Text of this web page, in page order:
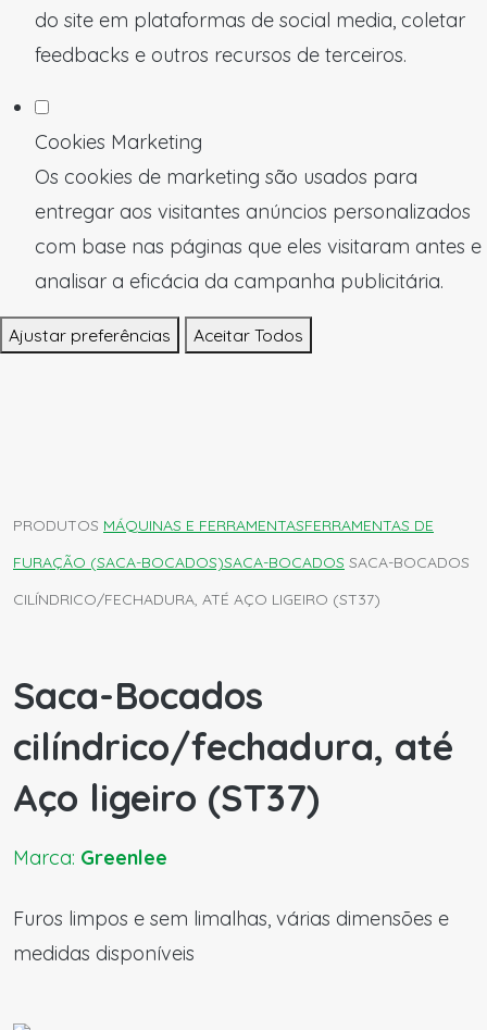
do site em plataformas de social media, coletar
feedbacks e outros recursos de terceiros.
Cookies Marketing
Os cookies de marketing são usados para
entregar aos visitantes anúncios personalizados
com base nas páginas que eles visitaram antes e
analisar a eficácia da campanha publicitária.
Ajustar preferências Aceitar Todos
PRODUTOS MÁQUINAS E FERRAMENTASFERRAMENTAS DE
FURAÇÃO (SACA-BOCADOS)SACA-BOCADOS SACA-BOCADOS
CILÍNDRICO/FECHADURA, ATÉ AÇO LIGEIRO (ST37)
Saca-Bocados
cilíndrico/fechadura, até
Aço ligeiro (ST37)
Marca: Greenlee
Furos limpos e sem limalhas, várias dimensões e
medidas disponíveis